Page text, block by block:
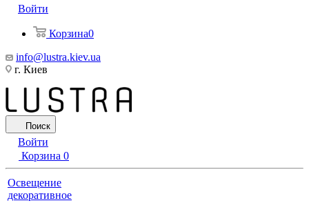
Войти
Корзина0
info@lustra.kiev.ua
г. Киев
Поиск
Войти
Корзина 0
Освещение
декоративное